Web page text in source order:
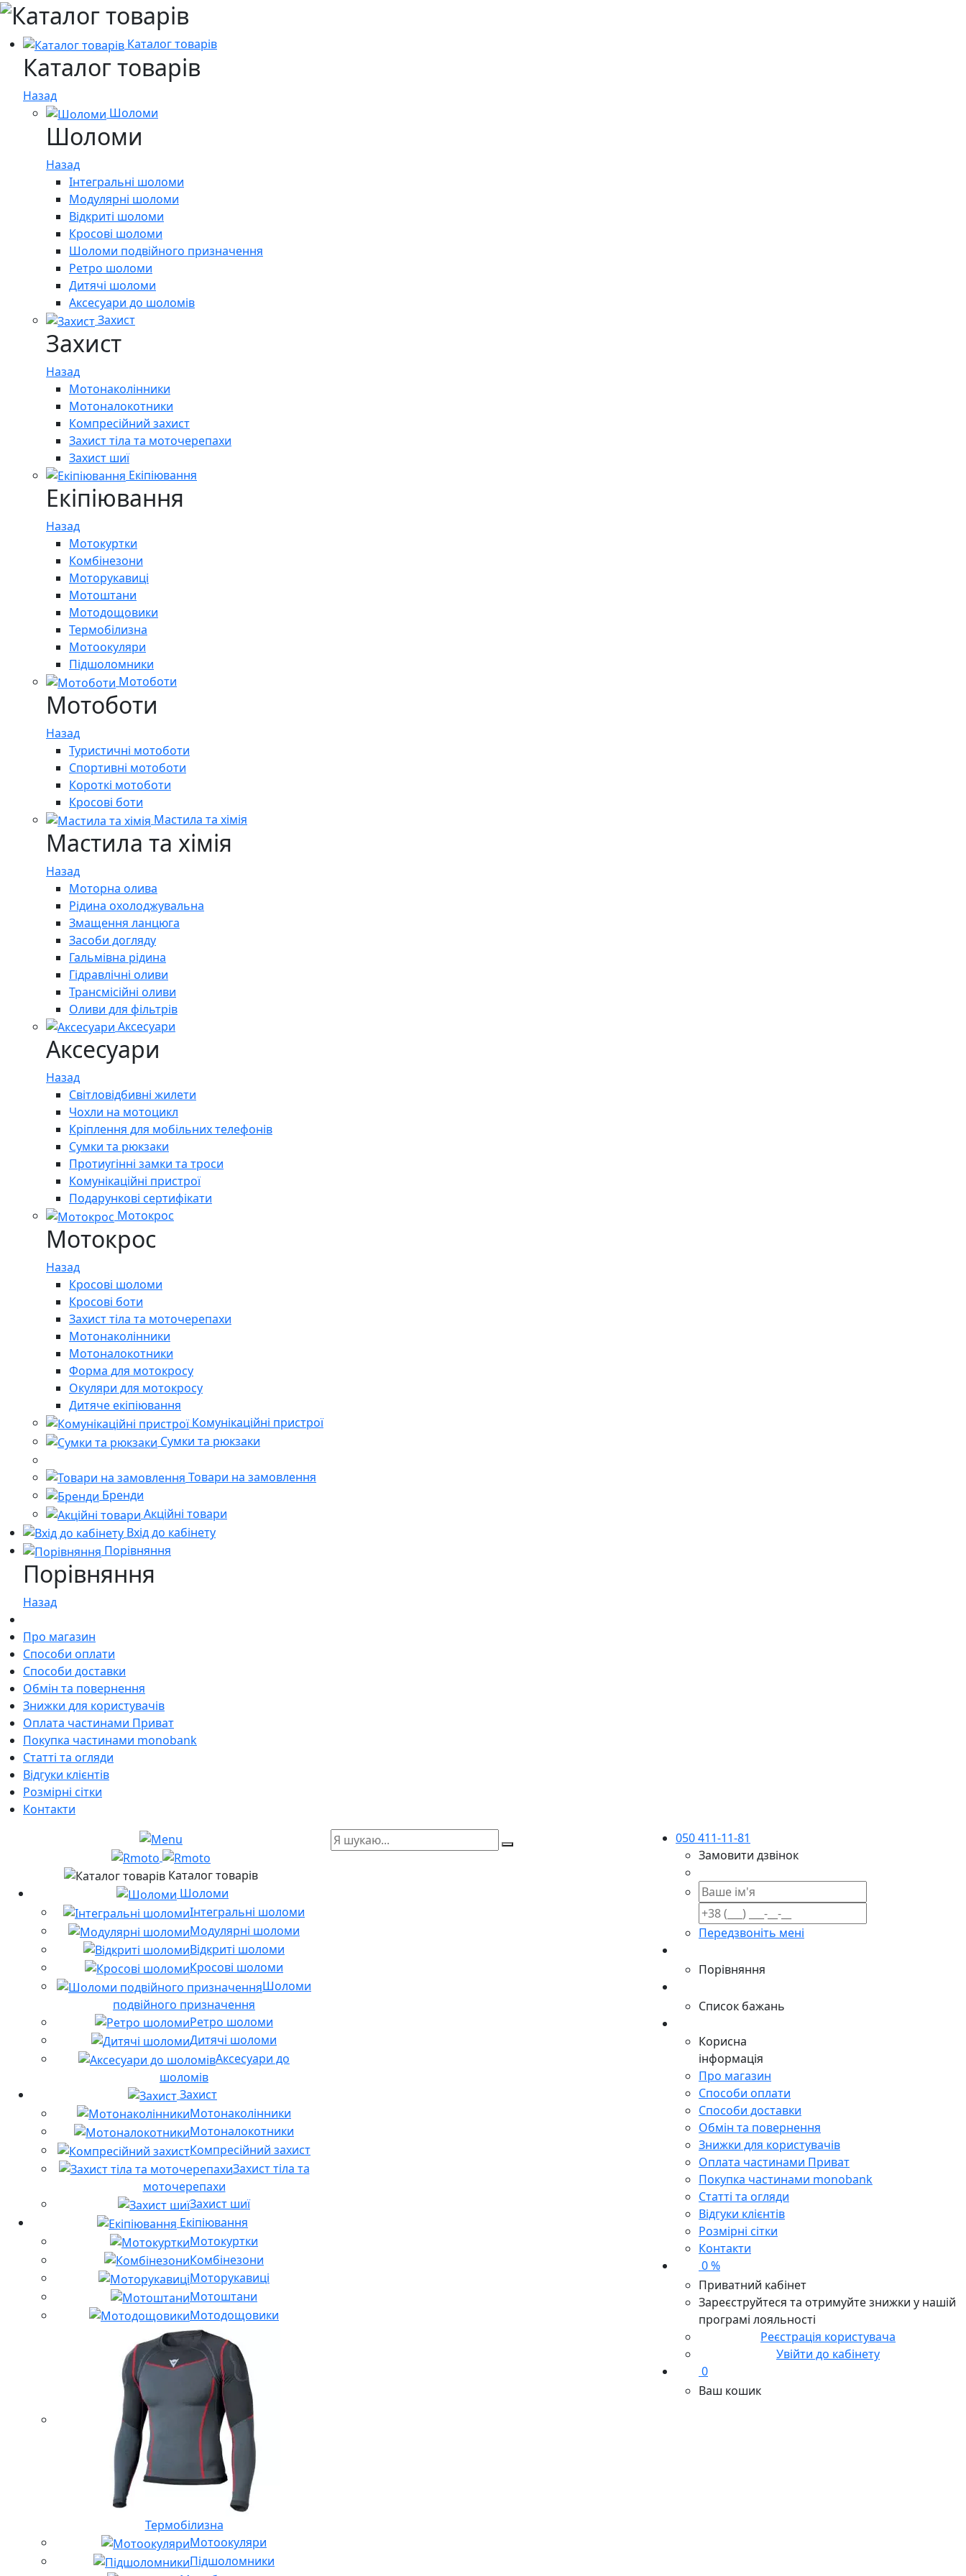
Каталог товарів
Каталог товарів
Назад
Шоломи
Шоломи
Назад
Інтегральні шоломи
Модулярні шоломи
Відкриті шоломи
Кросові шоломи
Шоломи подвійного призначення
Ретро шоломи
Дитячі шоломи
Аксесуари до шоломів
Захист
Захист
Назад
Мотонаколінники
Мотоналокотники
Компресійний захист
Захист тіла та моточерепахи
Захист шиї
Екіпіювання
Екіпіювання
Назад
Мотокуртки
Комбінезони
Моторукавиці
Мотоштани
Мотодощовики
Термобілизна
Мотоокуляри
Підшоломники
Мотоботи
Мотоботи
Назад
Туристичні мотоботи
Спортивні мотоботи
Короткі мотоботи
Кросові боти
Мастила та хімія
Мастила та хімія
Назад
Моторна олива
Рідина охолоджувальна
Змащення ланцюга
Засоби догляду
Гальмівна рідина
Гідравлічні оливи
Трансмісійні оливи
Оливи для фільтрів
Аксесуари
Аксесуари
Назад
Світловідбивні жилети
Чохли на мотоцикл
Кріплення для мобільних телефонів
Сумки та рюкзаки
Протиугінні замки та троси
Комунікаційні пристрої
Подарункові сертифікати
Мотокрос
Мотокрос
Назад
Кросові шоломи
Кросові боти
Захист тіла та моточерепахи
Мотонаколінники
Мотоналокотники
Форма для мотокросу
Окуляри для мотокросу
Дитяче екіпіювання
Комунікаційні пристрої
Сумки та рюкзаки
Товари на замовлення
Бренди
Акційні товари
Вхід до кабінету
Порівняння
Порівняння
Назад
Про магазин
Способи оплати
Способи доставки
Обмін та повернення
Знижки для користувачів
Оплата частинами Приват
Покупка частинами monobank
Статті та огляди
Відгуки клієнтів
Розмірні сітки
Контакти
Каталог товарів
Шоломи
Інтегральні шоломи
Модулярні шоломи
Відкриті шоломи
Кросові шоломи
Шоломи
подвійного призначення
Ретро шоломи
Дитячі шоломи
Аксесуари до
шоломів
Захист
Мотонаколінники
Мотоналокотники
Компресійний захист
Захист тіла та
моточерепахи
Захист шиї
Екіпіювання
Мотокуртки
Комбінезони
Моторукавиці
Мотоштани
Мотодощовики
Термобілизна
Мотоокуляри
Підшоломники
050 411-11-81
Замовити дзвінок
Передзвоніть мені
Порівняння
Список бажань
Корисна
інформація
Про магазин
Способи оплати
Способи доставки
Обмін та повернення
Знижки для користувачів
Оплата частинами Приват
Покупка частинами monobank
Статті та огляди
Відгуки клієнтів
Розмірні сітки
Контакти
0 %
Приватний кабінет
Зареєструйтеся та отримуйте знижки у нашій
програмі лояльності
Реєстрація користувача
Увійти до кабінету
0
Ваш кошик